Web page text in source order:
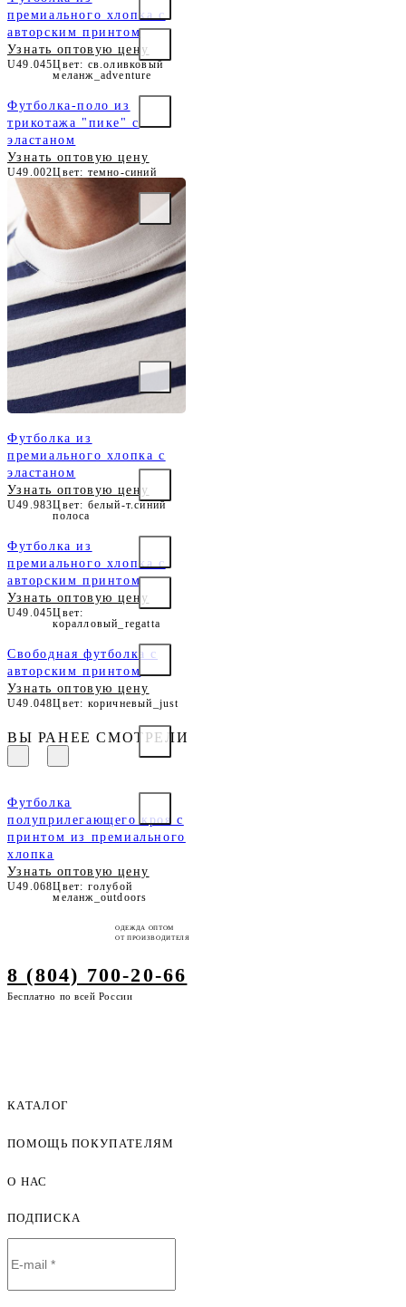
премиального хлопка с
авторским принтом
Узнать оптовую цену
U49.045Цвет: св.оливковый
меланж_adventure
Футболка-поло из
трикотажа "пике" с
эластаном
Узнать оптовую цену
U49.002Цвет: темно-синий
Футболка из
премиального хлопка с
эластаном
Узнать оптовую цену
U49.983Цвет: белый-т.синий
полоса
Футболка из
премиального хлопка с
авторским принтом
Узнать оптовую цену
U49.045Цвет:
коралловый_regatta
Свободная футболка с
авторским принтом
Узнать оптовую цену
U49.048Цвет: коричневый_just
ВЫ РАНЕЕ СМОТРЕЛИ
Футболка
полуприлегающего кроя с
принтом из премиального
хлопка
Узнать оптовую цену
U49.068Цвет: голубой
меланж_outdoors
ОДЕЖДА ОПТОМ
ОТ ПРОИЗВОДИТЕЛЯ
8 (804) 700-20-66
Бесплатно по всей России
КАТАЛОГ
Женская одежда оптом
Мужская одежда оптом
ПОМОЩЬ ПОКУПАТЕЛЯМ
Оплата и доставка
Договор-оферта
Условия сотрудничества
О НАС
ПОДПИСКА